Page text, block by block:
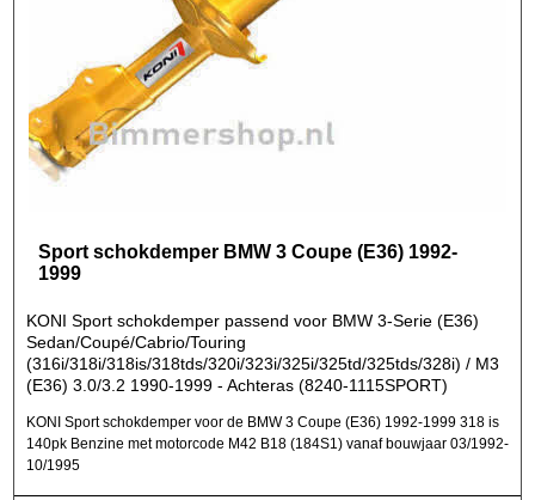
Sport schokdemper BMW 3 Coupe (E36) 1992-
1999
KONI Sport schokdemper passend voor BMW 3-Serie (E36)
Sedan/Coupé/Cabrio/Touring
(316i/318i/318is/318tds/320i/323i/325i/325td/325tds/328i) / M3
(E36) 3.0/3.2 1990-1999 - Achteras (8240-1115SPORT)
KONI Sport schokdemper voor de BMW 3 Coupe (E36) 1992-1999 318 is
140pk Benzine met motorcode M42 B18 (184S1) vanaf bouwjaar 03/1992-
10/1995